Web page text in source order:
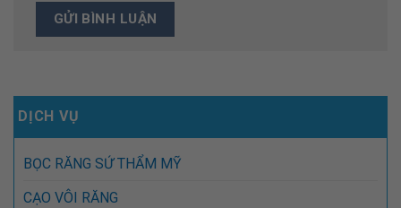
DỊCH VỤ
BỌC RĂNG SỨ THẨM MỸ
CẠO VÔI RĂNG